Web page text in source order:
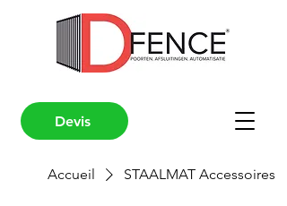
Devis
Accueil STAALMAT Accessoires